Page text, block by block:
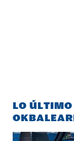
LO ÚLTIMO